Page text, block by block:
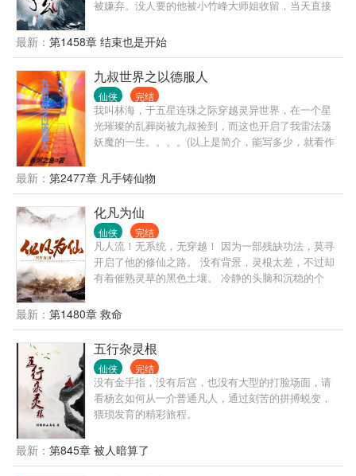
被嫌弃。没人要的他被小竹峰大师姐收留，当天直接
武，整个门派全都震惊了！长老们管这叫杂灵根？
最新： 第1458章 结束也是开始
九叔世界之以德服人
仙侠 完结
我叫林海，于五星连珠之际穿越灵异世界，在一个星
光璀璨的乱葬岗被九叔捡到，而这也开启了我雷法荡
妖魔的一生。。。。(以上是简介，能写多少，就看作
最新： 第2477章 凡手铸仙物
化凡为仙
仙侠 完结
凡人流！无系统，无穿越！ 因为一部残缺功法，莫寻
开启了他的修仙之路。 没有背景，灵根太差，不过却
有着催熟灵草的黑色土壤。 冷静的头脑和沉稳的个
不过却不是个人！ 这是一部智商在线，不狗血，不落
俗套的凡人修仙！ 还有，这本书不是开局无敌，讲的
是凡人慢慢成长的故事，喜欢开局无敌或者单纯的装
逼打脸，打打杀杀之类，可以路过了！
最新： 第1480章 救命
五行杂灵根
仙侠 完结
没有金手指，没有后宫，也没有大型的打脸场面，请
看杨玄如何从一介普通凡人，通过刻苦的拼搏蜕变，
猥琐发育的精彩旅程。
最新： 第845章 被人暗算了